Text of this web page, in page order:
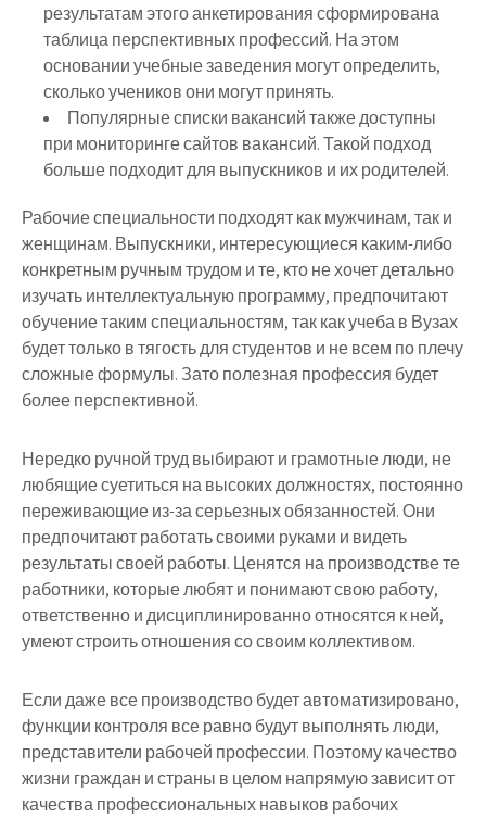
результатам этого анкетирования сформирована
таблица перспективных профессий. На этом
основании учебные заведения могут определить,
сколько учеников они могут принять.
Популярные списки вакансий также доступны
при мониторинге сайтов вакансий. Такой подход
больше подходит для выпускников и их родителей.
Рабочие специальности подходят как мужчинам, так и
женщинам. Выпускники, интересующиеся каким-либо
конкретным ручным трудом и те, кто не хочет детально
изучать интеллектуальную программу, предпочитают
обучение таким специальностям, так как учеба в Вузах
будет только в тягость для студентов и не всем по плечу
сложные формулы. Зато полезная профессия будет
более перспективной.
Нередко ручной труд выбирают и грамотные люди, не
любящие суетиться на высоких должностях, постоянно
переживающие из-за серьезных обязанностей. Они
предпочитают работать своими руками и видеть
результаты своей работы. Ценятся на производстве те
работники, которые любят и понимают свою работу,
ответственно и дисциплинированно относятся к ней,
умеют строить отношения со своим коллективом.
Если даже все производство будет автоматизировано,
функции контроля все равно будут выполнять люди,
представители рабочей профессии. Поэтому качество
жизни граждан и страны в целом напрямую зависит от
качества профессиональных навыков рабочих